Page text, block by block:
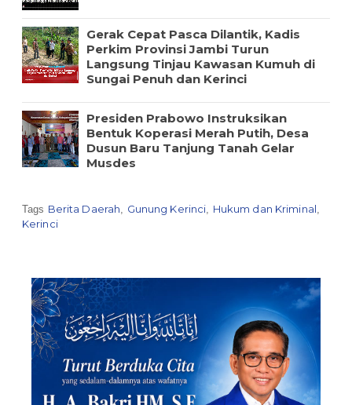
Gerak Cepat Pasca Dilantik, Kadis
Perkim Provinsi Jambi Turun
Langsung Tinjau Kawasan Kumuh di
Sungai Penuh dan Kerinci
Presiden Prabowo Instruksikan
Bentuk Koperasi Merah Putih, Desa
Dusun Baru Tanjung Tanah Gelar
Musdes
Tags Berita Daerah Gunung Kerinci Hukum dan Kriminal
Kerinci